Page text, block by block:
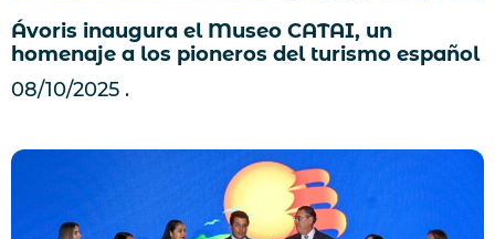
Ávoris inaugura el Museo CATAI, un
homenaje a los pioneros del turismo español
08/10/2025